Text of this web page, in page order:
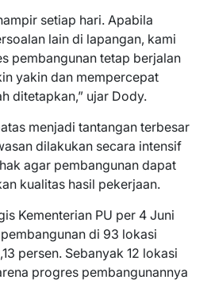
setiap hari. Apabila
lain di lapangan, kami
pembangunan tetap berjalan
yakin dan mempercepat
ditetapkan,” ujar Dody.
menjadi tantangan terbesar
dilakukan secara intensif
agar pembangunan dapat
kualitas hasil pekerjaan.
Kementerian PU per 4 Juni
di 93 lokasi
persen. Sebanyak 12 lokasi
progres pembangunannya